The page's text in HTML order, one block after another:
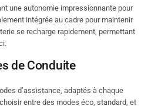
une autonomie impressionnante pour
intégrée au cadre pour maintenir
se recharge rapidement, permettant
de Conduite
d’assistance, adaptés à chaque
entre des modes éco, standard, et